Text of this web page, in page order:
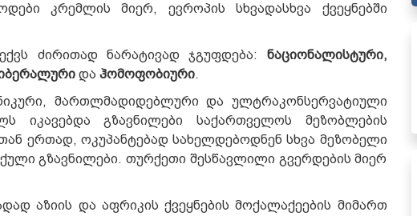
კრემლის მიერ, ევროპის სხვადასხვა ქვეყნებში
ძირითად ნარატივად ჯგუფდება: ნაციონალისტური,
და ჰომოფობიური.
მართლმადიდებლური და ულტრაკონსერვატიული
იკავებდა გზავნილები საქართველოს მეზობლების
ერთად, ოკუპანტებად სახელდებოდნენ სხვა მეზობელი
გზავნილები. თურქეთი შესწავლილი გვერდების მიერ
აზიის და აფრიკის ქვეყნების მოქალაქეების მიმართ